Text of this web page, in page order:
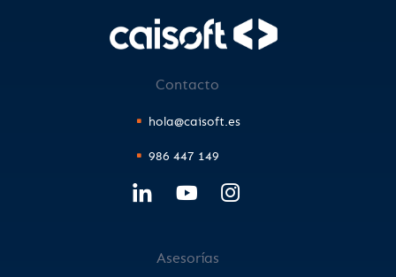
Contacto
hola@caisoft.es
986 447 149
Asesorías